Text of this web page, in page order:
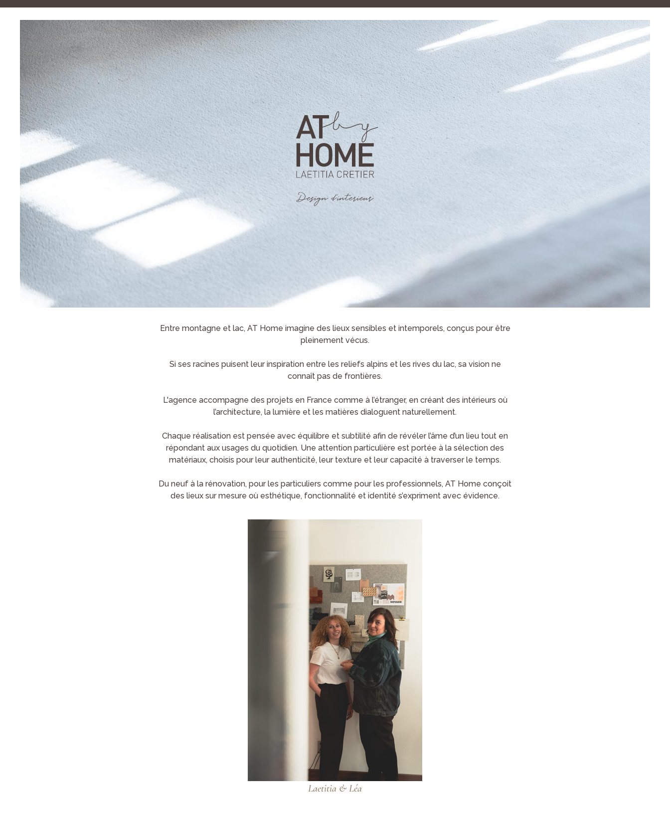
Entre montagne et lac, AT Home imagine des lieux sensibles et intemporels, conçus pour être
pleinement vécus.
Si ses racines puisent leur inspiration entre les reliefs alpins et les rives du lac, sa vision ne
connaît pas de frontières.
L'agence accompagne des projets en France comme à l’étranger, en créant des intérieurs où
l’architecture, la lumière et les matières dialoguent naturellement.
Chaque réalisation est pensée avec équilibre et subtilité afin de révéler l’âme d’un lieu tout en
répondant aux usages du quotidien. Une attention particulière est portée à la sélection des
matériaux, choisis pour leur authenticité, leur texture et leur capacité à traverser le temps.
Du neuf à la rénovation, pour les particuliers comme pour les professionnels, AT Home conçoit
des lieux sur mesure où esthétique, fonctionnalité et identité s’expriment avec évidence.
Laetitia & Léa